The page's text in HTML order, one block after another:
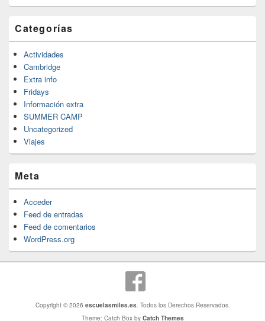
Categorías
Actividades
Cambridge
Extra info
Fridays
Información extra
SUMMER CAMP
Uncategorized
Viajes
Meta
Acceder
Feed de entradas
Feed de comentarios
WordPress.org
Copyright © 2026 escuelasmiles.es. Todos los Derechos Reservados.
Theme: Catch Box by Catch Themes